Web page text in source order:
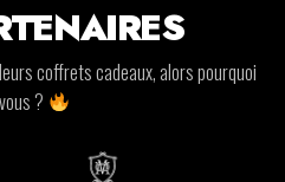
coffrets cadeaux, alors pourquoi
?